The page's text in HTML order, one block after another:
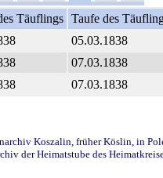
Täuflings Taufe des
05.03.1838
07.03.1838
07.03.1838
Koszalin, früher Köslin, in
der Heimatstube des